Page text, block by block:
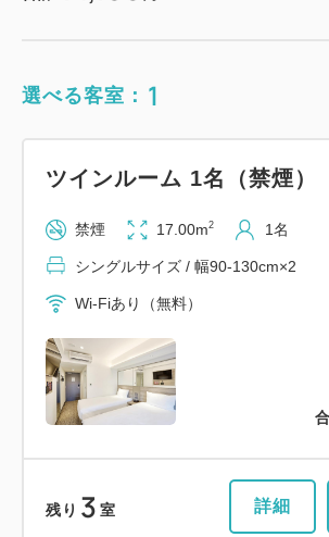
選べる客室： 1
ツインルーム 1名（禁煙）
禁煙 17.00m2 1名
シングルサイズ / 幅90-130cm×2
Wi-Fiあり（無料）
残り 3 室 詳細